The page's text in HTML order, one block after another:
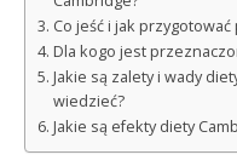
Co jeść i jak
Dla kogo jest
Jakie są zalety i wady
wiedzieć?
Jakie są efekty diety